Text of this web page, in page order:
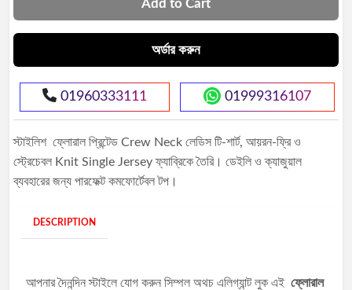
Add to Cart
অর্ডার করুন
01960333111 01999316107
স্টাইলিশ ফ্লোরাল প্রিন্টেড Crew Neck লেডিস টি-শার্ট, আয়রন-ফ্রি ও
স্ট্রেচেবল Knit Single Jersey ফ্যাব্রিকে তৈরি। ডেইলি ও ক্যাজুয়াল
ব্যবহারের জন্য পারফেক্ট কমফোর্টেবল টপ।
DESCRIPTION
আপনার দৈনন্দিন স্টাইলে যোগ করুন সিম্পল অথচ এলিগ্যান্ট লুক এই ফ্লোরাল